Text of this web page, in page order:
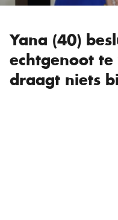
Yana (40)
echtgenoot
draagt niets